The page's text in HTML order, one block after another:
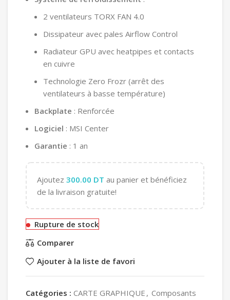
2 ventilateurs TORX FAN 4.0
Dissipateur avec pales Airflow Control
Radiateur GPU avec heatpipes et contacts
en cuivre
Technologie Zero Frozr (arrêt des
ventilateurs à basse température)
Backplate : Renforcée
Logiciel : MSI Center
Garantie : 1 an
Ajoutez 300.00 DT au panier et bénéficiez
de la livraison gratuite!
Rupture de stock
Comparer
Ajouter à la liste de favori
Catégories : CARTE GRAPHIQUE , Composants